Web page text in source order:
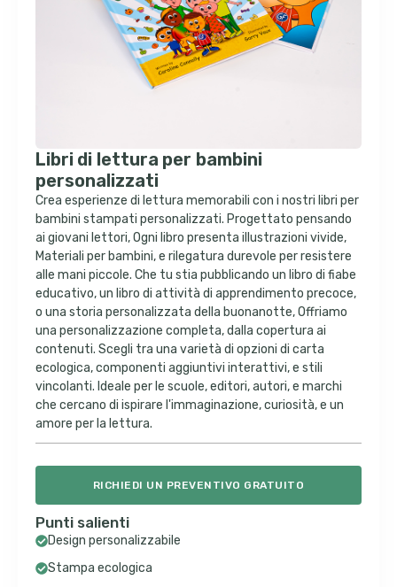
Libri di lettura per bambini
personalizzati
Crea esperienze di lettura memorabili con i nostri libri per
bambini stampati personalizzati. Progettato pensando
ai giovani lettori, Ogni libro presenta illustrazioni vivide,
Materiali per bambini, e rilegatura durevole per resistere
alle mani piccole. Che tu stia pubblicando un libro di fiabe
educativo, un libro di attività di apprendimento precoce,
o una storia personalizzata della buonanotte, Offriamo
una personalizzazione completa, dalla copertura ai
contenuti. Scegli tra una varietà di opzioni di carta
ecologica, componenti aggiuntivi interattivi, e stili
vincolanti. Ideale per le scuole, editori, autori, e marchi
che cercano di ispirare l'immaginazione, curiosità, e un
amore per la lettura.
RICHIEDI UN PREVENTIVO GRATUITO
Punti salienti
Design personalizzabile
Stampa ecologica